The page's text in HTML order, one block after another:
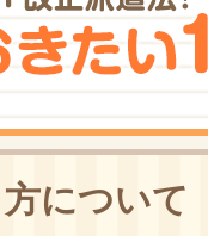
について